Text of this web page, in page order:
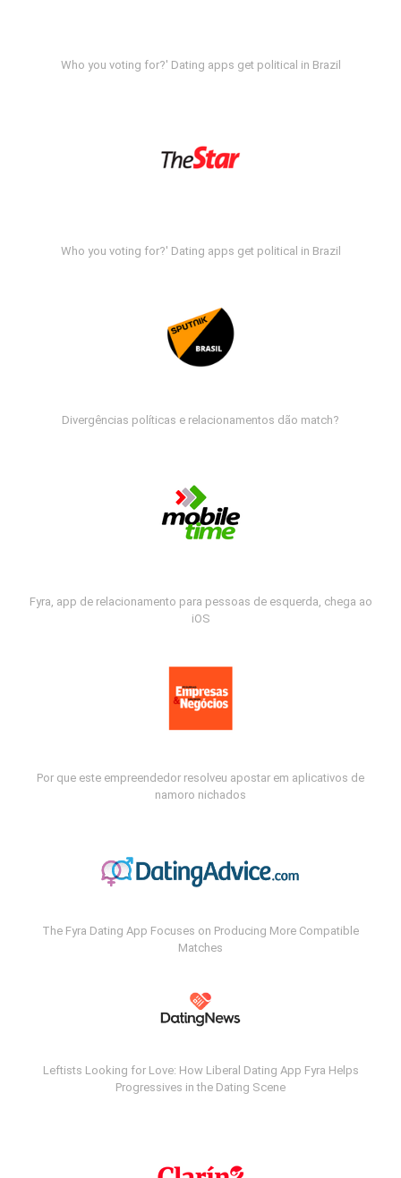
Who you voting for?' Dating apps get political in Brazil
Who you voting for?' Dating apps get political in Brazil
Divergências políticas e relacionamentos dão match?
Fyra, app de relacionamento para pessoas de esquerda, chega ao
iOS
Por que este empreendedor resolveu apostar em aplicativos de
namoro nichados
The Fyra Dating App Focuses on Producing More Compatible
Matches
Leftists Looking for Love: How Liberal Dating App Fyra Helps
Progressives in the Dating Scene